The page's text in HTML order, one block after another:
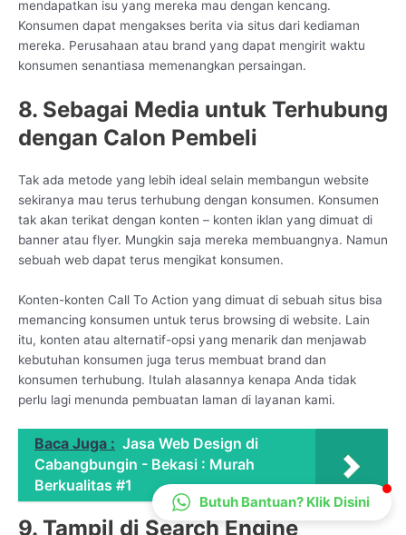
mendapatkan isu yang mereka mau dengan kencang.
Konsumen dapat mengakses berita via situs dari kediaman
mereka. Perusahaan atau brand yang dapat mengirit waktu
konsumen senantiasa memenangkan persaingan.
8. Sebagai Media untuk Terhubung
dengan Calon Pembeli
Tak ada metode yang lebih ideal selain membangun website
sekiranya mau terus terhubung dengan konsumen. Konsumen
tak akan terikat dengan konten – konten iklan yang dimuat di
banner atau flyer. Mungkin saja mereka membuangnya. Namun
sebuah web dapat terus mengikat konsumen.
Konten-konten Call To Action yang dimuat di sebuah situs bisa
memancing konsumen untuk terus browsing di website. Lain
itu, konten atau alternatif-opsi yang menarik dan menjawab
kebutuhan konsumen juga terus membuat brand dan
konsumen terhubung. Itulah alasannya kenapa Anda tidak
perlu lagi menunda pembuatan laman di layanan kami.
Baca Juga : Jasa Web Design di
Cabangbungin - Bekasi : Murah
Berkualitas #1
9. Tampil di Search Engine
CS Lenteraweb
Butuh Bantuan? Klik Disini